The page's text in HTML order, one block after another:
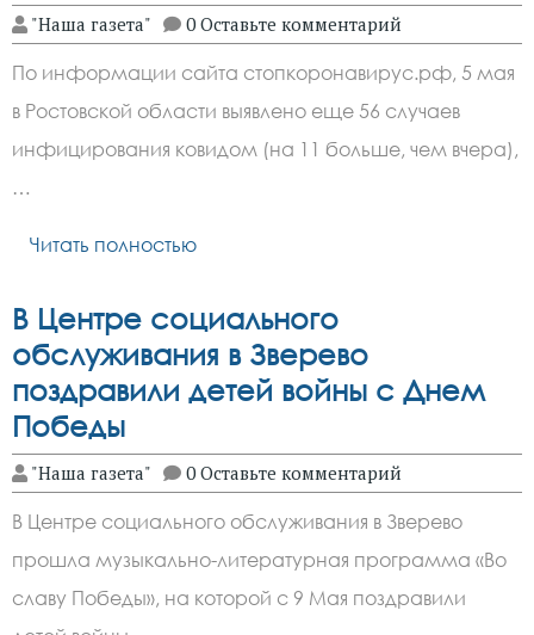
"Наша газета" 0 Оставьте комментарий
По информации сайта стопкоронавирус.рф, 5 мая
в Ростовской области выявлено еще 56 случаев
инфицирования ковидом (на 11 больше, чем вчера),
…
Читать полностью
В Центре социального
обслуживания в Зверево
поздравили детей войны с Днем
Победы
"Наша газета" 0 Оставьте комментарий
В Центре социального обслуживания в Зверево
прошла музыкально-литературная программа «Во
славу Победы», на которой с 9 Мая поздравили